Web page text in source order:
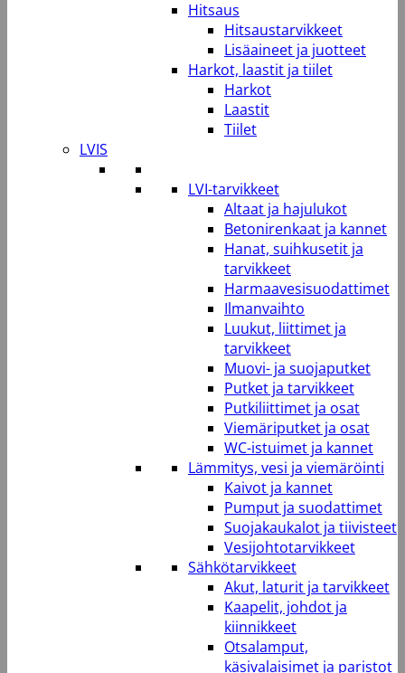
Hitsaus
Hitsaustarvikkeet
Lisäaineet ja juotteet
Harkot, laastit ja tiilet
Harkot
Laastit
Tiilet
LVIS
LVI-tarvikkeet
Altaat ja hajulukot
Betonirenkaat ja kannet
Hanat, suihkusetit ja
tarvikkeet
Harmaavesisuodattimet
Ilmanvaihto
Luukut, liittimet ja
tarvikkeet
Muovi- ja suojaputket
Putket ja tarvikkeet
Putkiliittimet ja osat
Viemäriputket ja osat
WC-istuimet ja kannet
Lämmitys, vesi ja viemäröinti
Kaivot ja kannet
Pumput ja suodattimet
Suojakaukalot ja tiivisteet
Vesijohtotarvikkeet
Sähkötarvikkeet
Akut, laturit ja tarvikkeet
Kaapelit, johdot ja
kiinnikkeet
Otsalamput,
käsivalaisimet ja paristot